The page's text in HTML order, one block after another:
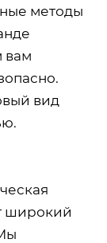
методы
вам
вид
широкий